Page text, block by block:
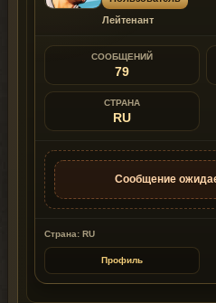
Лейтенант
СООБЩЕНИЙ
79
СТРАНА
RU
Сообщение
Страна: RU
Профиль